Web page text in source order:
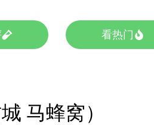
看热门
马蜂窝）